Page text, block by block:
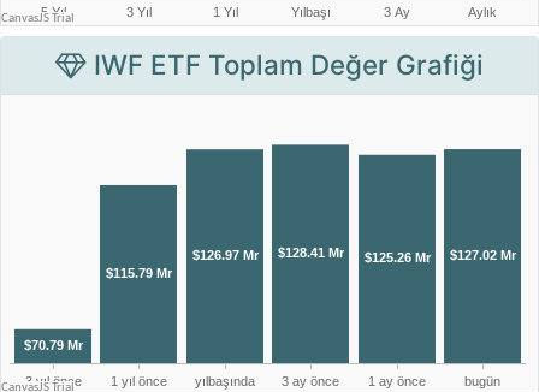
IWF ETF Toplam Değer Grafiği